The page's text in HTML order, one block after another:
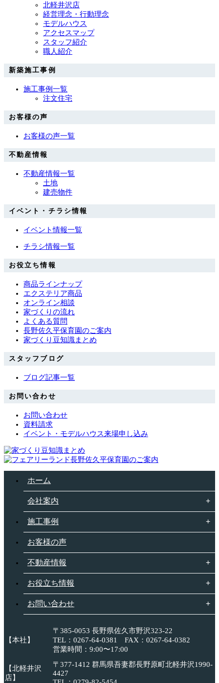
北軽井沢店
経営理念・行動理念
モデルハウス
アクセスマップ
スタッフ紹介
職人紹介
新築施工事例
施工事例一覧
注文住宅
お客様の声
お客様の声一覧
不動産情報
不動産情報一覧
土地
建売物件
イベント・チラシ情報
イベント情報一覧
チラシ情報一覧
お役立ち情報
商品ラインナップ
エクステリア商品
オンライン相談
家づくりの流れ
よくある質問
長野佐久平保育園のご案内
家づくり豆知識まとめ
スタッフブログ
ブログ記事一覧
お問い合わせ
お問い合わせ
資料請求
イベント・モデルハウス来場申し込み
ホーム
会社案内
施工事例
お客様の声
不動産情報
お役立ち情報
お問い合わせ
【本社】
〒385-0053 長野県佐久市野沢323-22
TEL：0267-64-0381 FAX：0267-64-0382
営業時間：9:00〜17:00
【北軽井沢
店】
〒377-1412 群馬県吾妻郡長野原町北軽井沢1990-
4427